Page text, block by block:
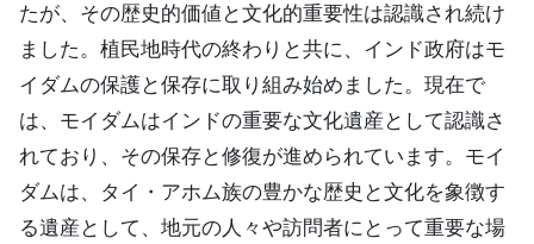
たが、その歴史的価値と文化的重要性は認識され続け
ました。植民地時代の終わりと共に、インド政府はモ
イダムの保護と保存に取り組み始めました。現在で
は、モイダムはインドの重要な文化遺産として認識さ
れており、その保存と修復が進められています。モイ
ダムは、タイ・アホム族の豊かな歴史と文化を象徴す
る遺産として、地元の人々や訪問者にとって重要な場